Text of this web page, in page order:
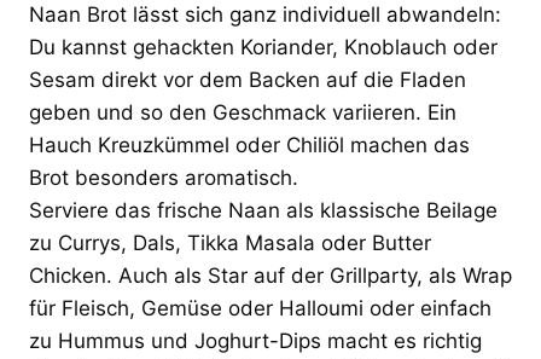
Naan Brot lässt sich ganz individuell abwandeln:
Du kannst gehackten Koriander, Knoblauch oder
Sesam direkt vor dem Backen auf die Fladen
geben und so den Geschmack variieren. Ein
Hauch Kreuzkümmel oder Chiliöl machen das
Brot besonders aromatisch.
Serviere das frische Naan als klassische Beilage
zu Currys, Dals, Tikka Masala oder Butter
Chicken. Auch als Star auf der Grillparty, als Wrap
für Fleisch, Gemüse oder Halloumi oder einfach
zu Hummus und Joghurt-Dips macht es richtig